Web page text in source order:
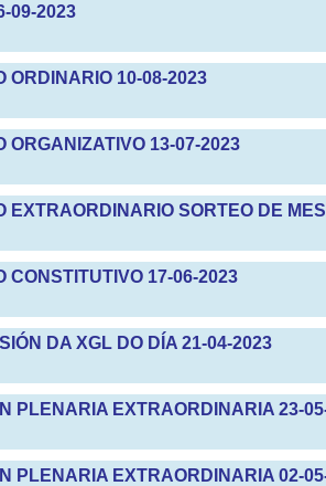
09-2023
ORDINARIO 10-08-2023
ORGANIZATIVO 13-07-2023
EXTRAORDINARIO SORTEO DE
CONSTITUTIVO 17-06-2023
DA XGL DO DÍA 21-04-2023
PLENARIA EXTRAORDINARIA 23-
PLENARIA EXTRAORDINARIA 02-